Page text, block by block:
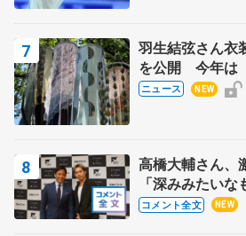
羽生結弦さん衣
を公開 今年は
の瑞鳳殿
ニュース NEW
高橋大輔さん、
「深みみたい
る？」 〝兄さ
コメント全文 NEW